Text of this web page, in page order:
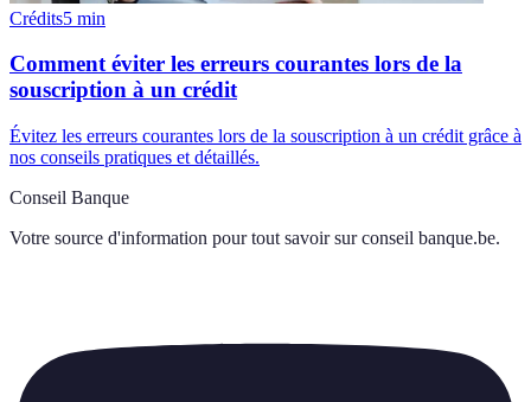
Crédits5 min
Comment éviter les erreurs courantes lors de la
souscription à un crédit
Évitez les erreurs courantes lors de la souscription à un crédit grâce à
nos conseils pratiques et détaillés.
Conseil Banque
Votre source d'information pour tout savoir sur conseil banque.be.